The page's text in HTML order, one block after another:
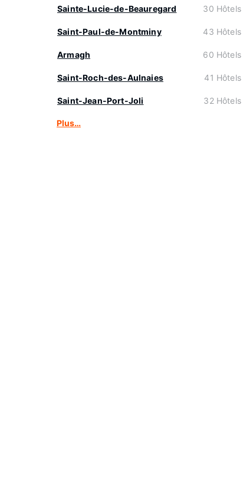
Sainte-Lucie-de-Beauregard 30 Hôtels
Saint-Paul-de-Montminy 43 Hôtels
Armagh 60 Hôtels
Saint-Roch-des-Aulnaies 41 Hôtels
Saint-Jean-Port-Joli 32 Hôtels
Plus…